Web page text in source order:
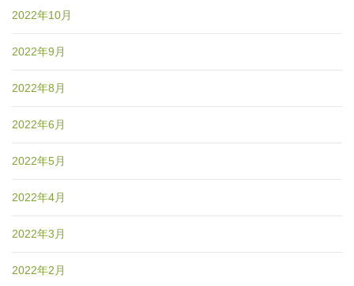
2022年10月
2022年9月
2022年8月
2022年6月
2022年5月
2022年4月
2022年3月
2022年2月